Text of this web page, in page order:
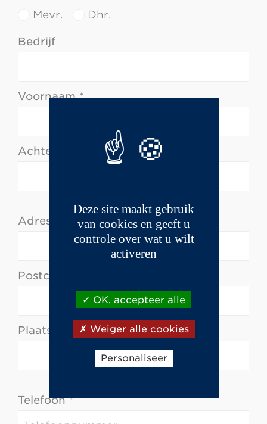
Mevr.
Dhr.
Bedrijf
Voornaam *
Achternaam *
Adres *
Postcode *
Plaats *
Telefoon *
Deze site maakt gebruik
van cookies en geeft u
controle over wat u wilt
activeren
OK, accepteer alle
Weiger alle cookies
Personaliseer